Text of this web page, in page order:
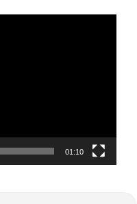
01:10